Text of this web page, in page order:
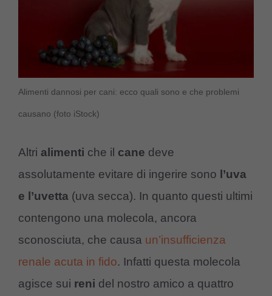
Alimenti dannosi per cani: ecco quali sono e che problemi
causano (foto iStock)
Altri alimenti che il cane deve
assolutamente evitare di ingerire sono l’uva
e l’uvetta (uva secca). In quanto questi ultimi
contengono una molecola, ancora
sconosciuta, che causa un’insufficienza
renale acuta in fido. Infatti questa molecola
agisce sui reni del nostro amico a quattro